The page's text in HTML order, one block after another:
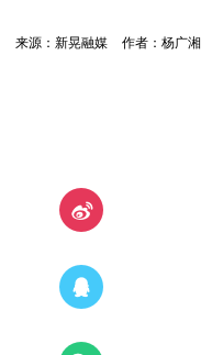
来源：新晃融媒 作者：杨广湘